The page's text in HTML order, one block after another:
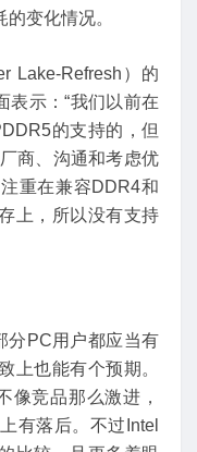
变化情况。
Lake-Refresh）的
表示：“我们以前在
的支持的，但
商、沟通和考虑优
重在兼容DDR4和
上，所以没有支持
分PC用户都应当有
上也能有个预期。
像竞品那么激进，
有落后。不过Intel